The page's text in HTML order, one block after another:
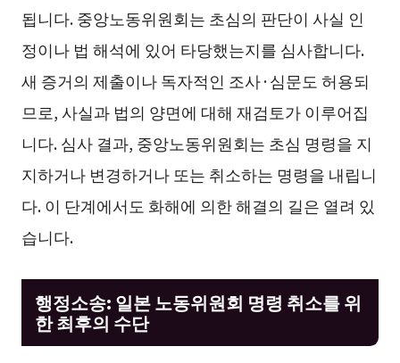
됩니다. 중앙노동위원회는 초심의 판단이 사실 인
정이나 법 해석에 있어 타당했는지를 심사합니다.
새 증거의 제출이나 독자적인 조사·심문도 허용되
므로, 사실과 법의 양면에 대해 재검토가 이루어집
니다. 심사 결과, 중앙노동위원회는 초심 명령을 지
지하거나 변경하거나 또는 취소하는 명령을 내립니
다. 이 단계에서도 화해에 의한 해결의 길은 열려 있
습니다.
행정소송: 일본 노동위원회 명령 취소를 위
한 최후의 수단